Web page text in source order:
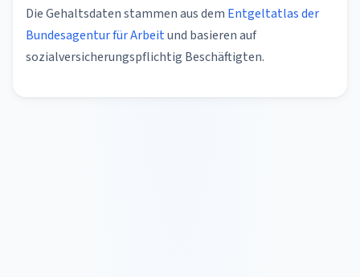
Die Gehaltsdaten stammen aus dem Entgeltatlas der
Bundesagentur für Arbeitund basieren auf
sozialversicherungspflichtig Beschäftigten.